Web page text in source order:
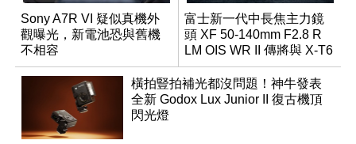
Sony A7R VI 疑似真機外
觀曝光，新電池恐與舊機
不相容
富士新一代中長焦主力鏡
頭 XF 50-140mm F2.8 R
LM OIS WR II 傳將與 X-T6
同步亮相
橫拍豎拍補光都沒問題！神牛發表
全新 Godox Lux Junior II 復古機頂
閃光燈